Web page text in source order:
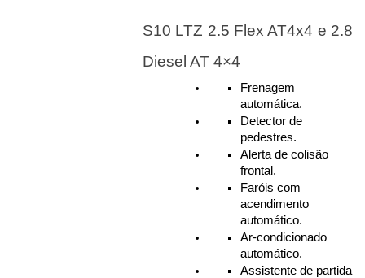
S10 LTZ 2.5 Flex AT4x4 e 2.8
Diesel AT 4×4
Frenagem
automática.
Detector de
pedestres.
Alerta de colisão
frontal.
Faróis com
acendimento
automático.
Ar-condicionado
automático.
Assistente de partida